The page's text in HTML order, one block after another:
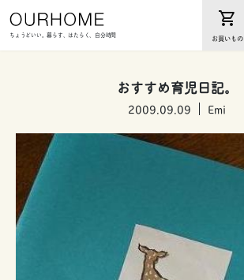
ちょうどいい。暮らす、はたらく、自分時間
おすすめ育児日記。
2009.09.09 Emi
お買いもの